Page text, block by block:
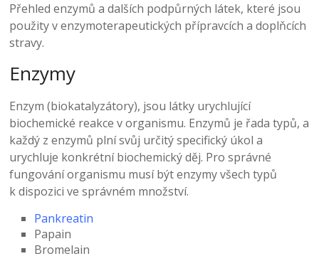
Přehled enzymů a dalších podpůrných látek, které jsou
použity v enzymoterapeutických přípravcích a doplňcích
stravy.
Enzymy
Enzym (biokatalyzátory), jsou látky urychlující
biochemické reakce v organismu. Enzymů je řada typů, a
každý z enzymů plní svůj určitý specifický úkol a
urychluje konkrétní biochemický děj. Pro správné
fungování organismu musí být enzymy všech typů
k dispozici ve správném množství.
Pankreatin
Papain
Bromelain